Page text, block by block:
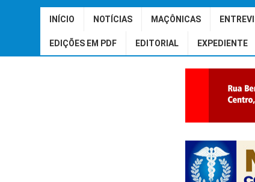
INÍCIO NOTÍCIAS MAÇÔNICAS
EDIÇÕES EM PDF EDITORIAL EXPEDIENTE